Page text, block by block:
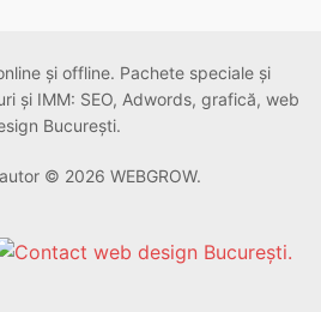
și offline. Pachete speciale și
și IMM: SEO, Adwords, grafică, web
București.
© 2026 WEBGROW.